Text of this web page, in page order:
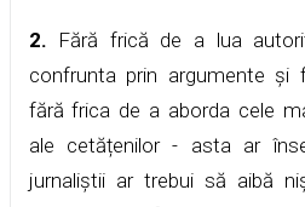
2. Fără frică de a lua
confrunta prin argumente și
fără frica de a aborda cele
ale cetățenilor - asta ar
jurnaliștii ar trebui să aibă